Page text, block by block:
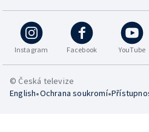
Instagram Facebook YouTube
© Česká televize
English•Ochrana soukromí•